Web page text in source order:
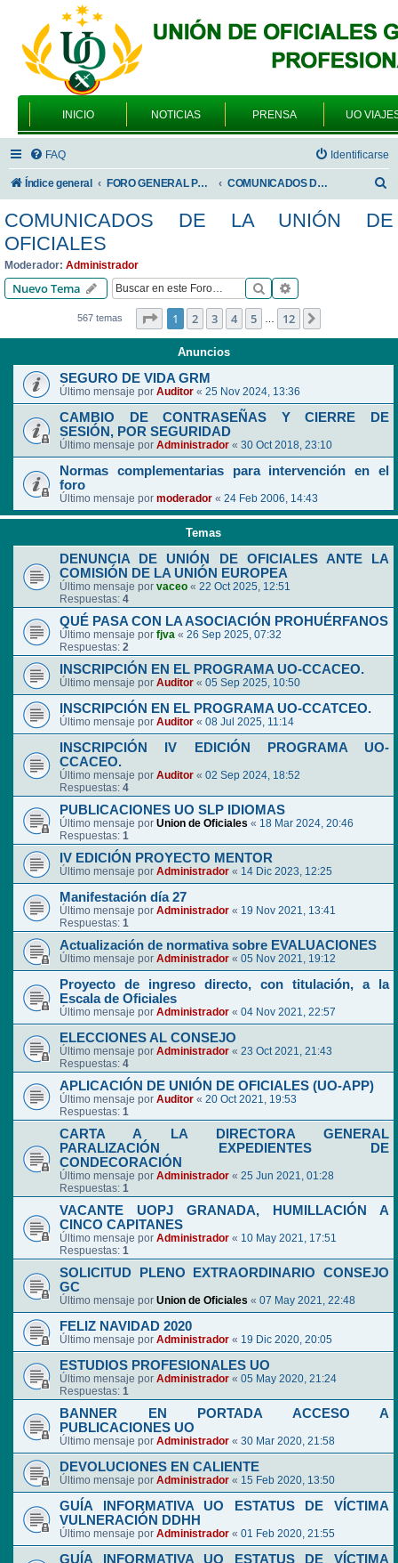
INICIO NOTICIAS PRENSA UO
FAQ Identificarse
Índice general FORO GENERAL PARA TODOS LOS USUARIOS COMUNICADOS DE LA UNIÓN DE OFICIALES
s
COMUNICADOS DE LA UNIÓN DE
OFICIALES
Moderador: Administrador
Nuevo Tema Buscar
567 temas Página de 12
1 2 3 4 5 … 12
Anuncios
SEGURO DE VIDA GRM
Último mensaje por Auditor « 25 Nov 2024, 13:36
CAMBIO DE CONTRASEÑAS Y CIERRE DE
SESIÓN, POR SEGURIDAD
Último mensaje por Administrador « 30 Oct 2018, 23:10
Normas complementarias para intervención en el
foro
Último mensaje por moderador « 24 Feb 2006, 14:43
Temas
DENUNCIA DE UNIÓN DE OFICIALES ANTE LA
COMISIÓN DE LA UNIÓN EUROPEA
Último mensaje por vaceo « 22 Oct 2025, 12:51
Respuestas: 4
QUÉ PASA CON LA ASOCIACIÓN PROHUÉRFANOS
Último mensaje por fjva « 26 Sep 2025, 07:32
Respuestas: 2
INSCRIPCIÓN EN EL PROGRAMA UO-CCACEO.
Último mensaje por Auditor « 05 Sep 2025, 10:50
INSCRIPCIÓN EN EL PROGRAMA UO-CCATCEO.
Último mensaje por Auditor « 08 Jul 2025, 11:14
INSCRIPCIÓN IV EDICIÓN PROGRAMA UO-
CCACEO.
Último mensaje por Auditor « 02 Sep 2024, 18:52
Respuestas: 4
PUBLICACIONES UO SLP IDIOMAS
Último mensaje por Union de Oficiales « 18 Mar 2024, 20:46
Respuestas: 1
IV EDICIÓN PROYECTO MENTOR
Último mensaje por Administrador « 14 Dic 2023, 12:25
Manifestación día 27
Último mensaje por Administrador « 19 Nov 2021, 13:41
Respuestas: 1
Actualización de normativa sobre EVALUACIONES
Último mensaje por Administrador « 05 Nov 2021, 19:12
Proyecto de ingreso directo, con titulación, a la
Escala de Oficiales
Último mensaje por Administrador « 04 Nov 2021, 22:57
ELECCIONES AL CONSEJO
Último mensaje por Administrador « 23 Oct 2021, 21:43
Respuestas: 4
APLICACIÓN DE UNIÓN DE OFICIALES (UO-APP)
Último mensaje por Auditor « 20 Oct 2021, 19:53
Respuestas: 1
CARTA A LA DIRECTORA GENERAL
PARALIZACIÓN EXPEDIENTES DE
CONDECORACIÓN
Último mensaje por Administrador « 25 Jun 2021, 01:28
Respuestas: 1
VACANTE UOPJ GRANADA, HUMILLACIÓN A
CINCO CAPITANES
Último mensaje por Administrador « 10 May 2021, 17:51
Respuestas: 1
SOLICITUD PLENO EXTRAORDINARIO CONSEJO
GC
Último mensaje por Union de Oficiales « 07 May 2021, 22:48
FELIZ NAVIDAD 2020
Último mensaje por Administrador « 19 Dic 2020, 20:05
ESTUDIOS PROFESIONALES UO
Último mensaje por Administrador « 05 May 2020, 21:24
Respuestas: 1
BANNER EN PORTADA ACCESO A
PUBLICACIONES UO
Último mensaje por Administrador « 30 Mar 2020, 21:58
DEVOLUCIONES EN CALIENTE
Último mensaje por Administrador « 15 Feb 2020, 13:50
GUÍA INFORMATIVA UO ESTATUS DE VÍCTIMA
VULNERACIÓN DDHH
Último mensaje por Administrador « 01 Feb 2020, 21:55
GUÍA INFORMATIVA UO ESTATUS DE VÍCTIMA